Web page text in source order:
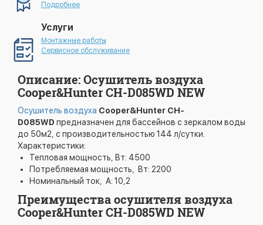
Подробнее
Услуги
Монтажные работы
Сервисное обслуживание
Описание: Осушитель воздуха
Cooper&Hunter CH-D085WD NEW
Осушитель воздуха Cooper&Hunter CH-
D085WD предназначен для бассейнов с зеркалом воды
до 50м2, с производительностью 144 л/сутки.
Характеристики:
Тепловая мощность, Вт: 4500
Потребляемая мощность, Вт: 2200
Номинальный ток, А: 10,2
Преимущества осушителя воздуха
Cooper&Hunter CH-D085WD NEW